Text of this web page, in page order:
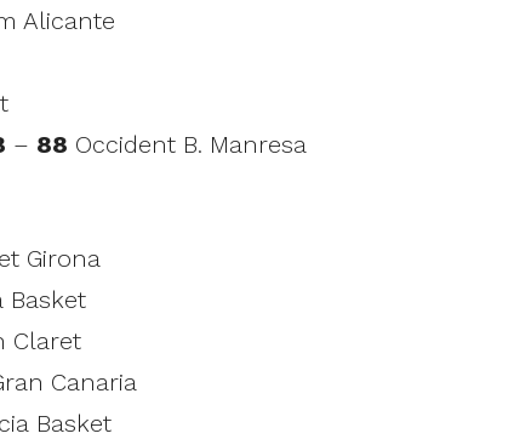
Alicante
– 88 Occident B. Manresa
Girona
Basket
Claret
Canaria
Basket